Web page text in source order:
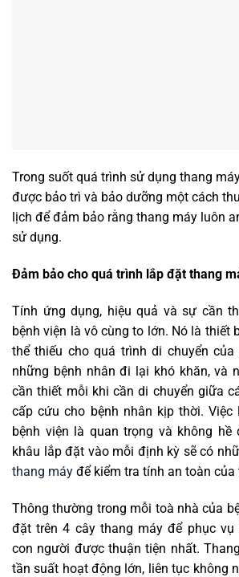
Trong suốt quá trình sử dụng thang
được bảo trì và bảo dưỡng một cách
lịch để đảm bảo rằng thang máy luôn
sử dụng.
Đảm bảo cho quá trình lắp đặt thang
Tính ứng dụng, hiệu quả và sự cần
bệnh viện là vô cùng to lớn. Nó là thiết
thể thiếu cho quá trình di chuyển
những bệnh nhân đi lại khó khăn, và
cần thiết mỗi khi cần di chuyển giữa
cấp cứu cho bệnh nhân kịp thời.
bệnh viện là quan trọng và không hề
khâu lắp đặt vào mỗi định kỳ sẽ có
thang máy để kiểm tra tính an toàn của
Thông thường trong mỗi toà nhà của
đặt trên 4 cây thang máy để phục
con người được thuận tiện nhất.
tần suất hoạt động lớn, liên tục không